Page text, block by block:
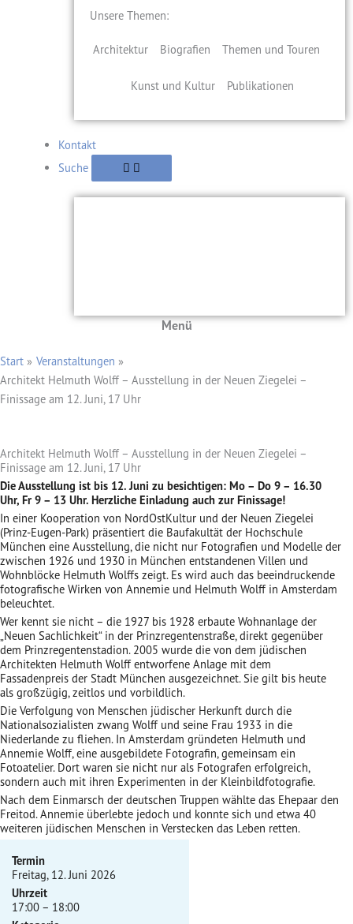
Unsere Themen:
Architektur Biografien Themen und Touren
Kunst und Kultur Publikationen
Kontakt
Suche
Menü
Start
Veranstaltungen
Architekt Helmuth Wolff – Ausstellung in der Neuen Ziegelei –
Finissage am 12. Juni, 17 Uhr
Architekt Helmuth Wolff – Ausstellung in der Neuen Ziegelei –
Finissage am 12. Juni, 17 Uhr
Die Ausstellung ist bis 12. Juni zu besichtigen: Mo – Do 9 – 16.30
Uhr, Fr 9 – 13 Uhr. Herzliche Einladung auch zur Finissage!
In einer Kooperation von NordOstKultur und der Neuen Ziegelei
(Prinz-Eugen-Park) präsentiert die Baufakultät der Hochschule
München eine Ausstellung, die nicht nur Fotografien und Modelle der
zwischen 1926 und 1930 in München entstandenen Villen und
Wohnblöcke Helmuth Wolffs zeigt. Es wird auch das beeindruckende
fotografische Wirken von Annemie und Helmuth Wolff in Amsterdam
beleuchtet.
Wer kennt sie nicht – die 1927 bis 1928 erbaute Wohnanlage der
„Neuen Sachlichkeit“ in der Prinzregentenstraße, direkt gegenüber
dem Prinzregentenstadion. 2005 wurde die von dem jüdischen
Architekten Helmuth Wolff entworfene Anlage mit dem
Fassadenpreis der Stadt München ausgezeichnet. Sie gilt bis heute
als großzügig, zeitlos und vorbildlich.
Die Verfolgung von Menschen jüdischer Herkunft durch die
Nationalsozialisten zwang Wolff und seine Frau 1933 in die
Niederlande zu fliehen. In Amsterdam gründeten Helmuth und
Annemie Wolff, eine ausgebildete Fotografin, gemeinsam ein
Fotoatelier. Dort waren sie nicht nur als Fotografen erfolgreich,
sondern auch mit ihren Experimenten in der Kleinbildfotografie.
Nach dem Einmarsch der deutschen Truppen wählte das Ehepaar den
Freitod. Annemie überlebte jedoch und konnte sich und etwa 40
weiteren jüdischen Menschen in Verstecken das Leben retten.
Termin
Freitag, 12. Juni 2026
Uhrzeit
17:00 – 18:00